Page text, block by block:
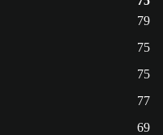
79
75
75
77
69